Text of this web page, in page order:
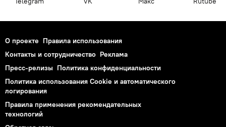
О проекте Правила использования
Контакты и сотрудничество Реклама
Пресс-релизы Политика конфиденциальности
Политика использования Cookie и автоматического
логирования
Правила применения рекомендательных
технологий